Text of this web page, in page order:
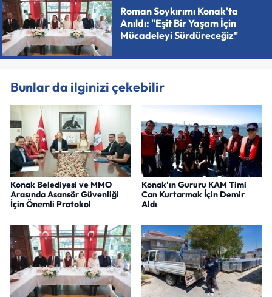
Roman Soykırımı Konak'ta
Anıldı: "Eşit Bir Yaşam İçin
Mücadeleyi Sürdüreceğiz"
Bunlar da ilginizi çekebilir
Konak Belediyesi ve MMO
Arasında Asansör Güvenliği
İçin Önemli Protokol
Konak'ın Gururu KAM Timi
Can Kurtarmak İçin Demir
Aldı